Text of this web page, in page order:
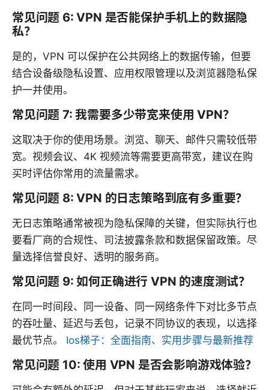
常见问题 6: VPN 是否能保护手机上的数据隐
私？
是的，VPN 可以保护在公共网络上的数据传输，但要
结合设备级隐私设置、应用权限管理以及浏览器隐私保
护一并使用。
常见问题 7: 我需要多少带宽来使用 VPN？
这取决于你的使用场景。浏览、聊天、邮件只需较低带
宽。视频会议、4K 视频流等需要更高带宽，建议在购
买时评估你常用的流量需求。
常见问题 8: VPN 的日志策略到底有多重要？
无日志策略通常被视为隐私保障的关键，但实际执行也
要看厂商的合规性、司法披露条款和数据保留政策。尽
量选择信誉良好、透明的服务商。
常见问题 9: 如何正确进行 VPN 的速度测试？
在同一时间段、同一设备、同一网络条件下对比多节点
的吞吐量、延迟与丢包，记录不同协议的表现，以选择
最优节点。 Ios梯子：全面指南、实用步骤与最新推荐
常见问题 10: 使用 VPN 是否会影响游戏体验？